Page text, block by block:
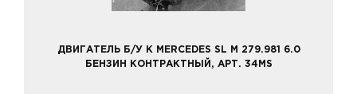
ДВИГАТЕЛЬ Б/У К MERCEDES SL M 279.981 6.0
БЕНЗИН КОНТРАКТНЫЙ, АРТ. 34MS